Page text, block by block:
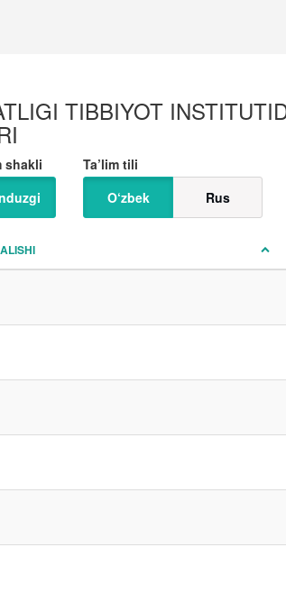
TIBBIYOT
Ta’lim tili
O‘zbek
Rus
shakli